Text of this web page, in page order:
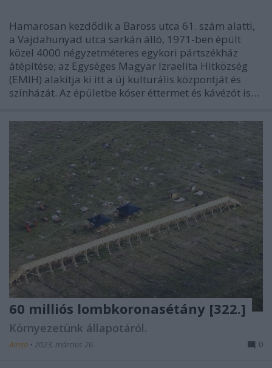
Hamarosan kezdődik a Baross utca 61. szám alatti,
a Vajdahunyad utca sarkán álló, 1971-ben épült
közel 4000 négyzetméteres egykori pártszékház
átépítése; az Egységes Magyar Izraelita Hitközség
(EMIH) alakítja ki itt a új kulturális központját és
színházát. Az épületbe kóser éttermet és kávézót is…
60 milliós lombkoronasétány [322.]
Környezetünk állapotáról.
Amijo • 2023. március 26. 0